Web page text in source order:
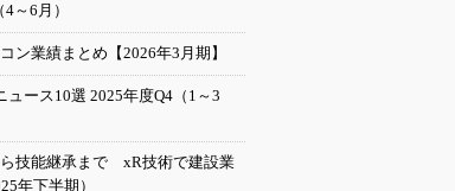
～6月）
ン業績まとめ【2026年3月期】
ュース10選 2025年度Q4（1～3
技能継承まで xR技術で建設業
年下半期）